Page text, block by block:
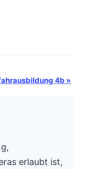
4b »
erlaubt ist,